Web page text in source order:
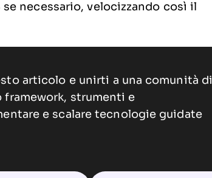
necessario, velocizzando così il
articolo e unirti a una comunità di
strumenti e
e scalare tecnologie guidate